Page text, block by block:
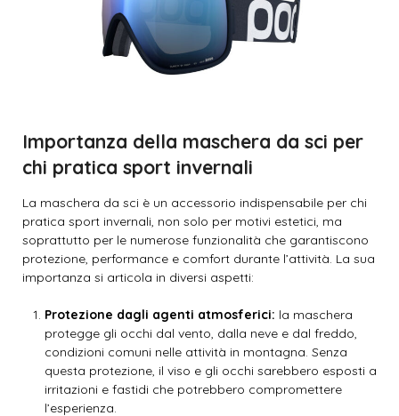
Importanza della maschera da sci per
chi pratica sport invernali
La maschera da sci è un accessorio indispensabile per chi
pratica sport invernali, non solo per motivi estetici, ma
soprattutto per le numerose funzionalità che garantiscono
protezione, performance e comfort durante l’attività. La sua
importanza si articola in diversi aspetti:
Protezione dagli agenti atmosferici: la maschera
protegge gli occhi dal vento, dalla neve e dal freddo,
condizioni comuni nelle attività in montagna. Senza
questa protezione, il viso e gli occhi sarebbero esposti a
irritazioni e fastidi che potrebbero compromettere
l’esperienza.